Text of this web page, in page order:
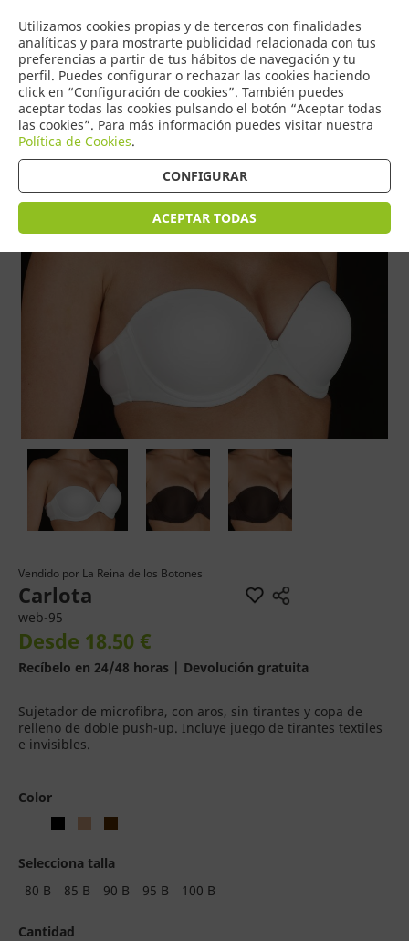
Utilizamos cookies propias y de terceros con finalidades
analíticas y para mostrarte publicidad relacionada con tus
preferencias a partir de tus hábitos de navegación y tu
perfil. Puedes configurar o rechazar las cookies haciendo
click en “Configuración de cookies”. También puedes
aceptar todas las cookies pulsando el botón “Aceptar todas
las cookies”. Para más información puedes visitar nuestra
Política de Cookies.
CONFIGURAR
ACEPTAR TODAS
0
COMERCIO
DE TORRIJOS
Tienda > Sujetadores
Vendido por La Reina de los Botones
Carlota
web-95
Desde 18.50 €
Recíbelo en 24/48 horas | Devolución gratuita
Sujetador de microfibra, con aros, sin tirantes y copa de
relleno de doble push-up. Incluye juego de tirantes textiles
e invisibles.
Color
Selecciona talla
80 B
85 B 90 B 95 B 100 B
Cantidad